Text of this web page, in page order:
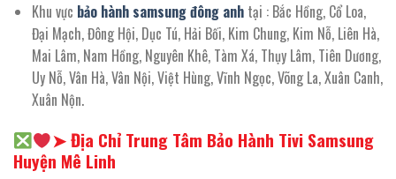
Khu vực bảo hành samsung đông anhtại : Bắc Hồng, Cổ Loa,
Đại Mạch, Đông Hội, Dục Tú, Hải Bối, Kim Chung, Kim Nỗ, Liên Hà,
Mai Lâm, Nam Hồng, Nguyên Khê, Tàm Xá, Thụy Lâm, Tiên Dương,
Uy Nỗ, Vân Hà, Vân Nội, Việt Hùng, Vĩnh Ngọc, Võng La, Xuân Canh,
Xuân Nộn.
➤ Địa Chỉ Trung Tâm Bảo Hành Tivi Samsung
Huyện Mê Linh